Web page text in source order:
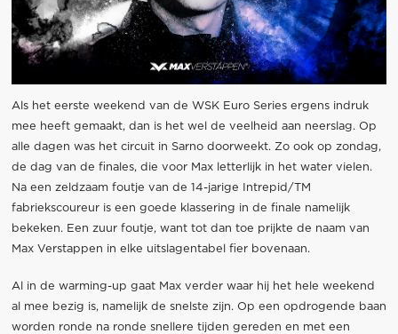
Als het eerste weekend van de WSK Euro Series ergens indruk
mee heeft gemaakt, dan is het wel de veelheid aan neerslag. Op
alle dagen was het circuit in Sarno doorweekt. Zo ook op zondag,
de dag van de finales, die voor Max letterlijk in het water vielen.
Na een zeldzaam foutje van de 14-jarige Intrepid/TM
fabriekscoureur is een goede klassering in de finale namelijk
bekeken. Een zuur foutje, want tot dan toe prijkte de naam van
Max Verstappen in elke uitslagentabel fier bovenaan.
Al in de warming-up gaat Max verder waar hij het hele weekend
al mee bezig is, namelijk de snelste zijn. Op een opdrogende baan
worden ronde na ronde snellere tijden gereden en met een